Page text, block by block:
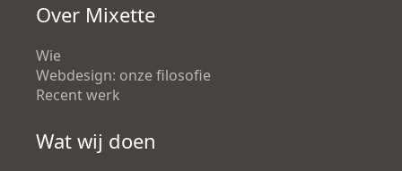
Over Mixette
Wie
Webdesign: onze filosofie
Recent werk
Wat wij doen